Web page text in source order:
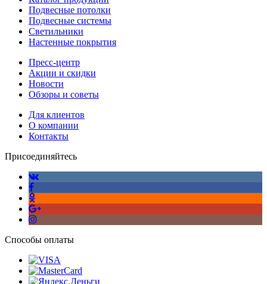
Подвесные потолки
Подвесные системы
Светильники
Настенные покрытия
Пресс-центр
Акции и скидки
Новости
Обзоры и советы
Для клиентов
О компании
Контакты
Присоединяйтесь
Способы оплаты